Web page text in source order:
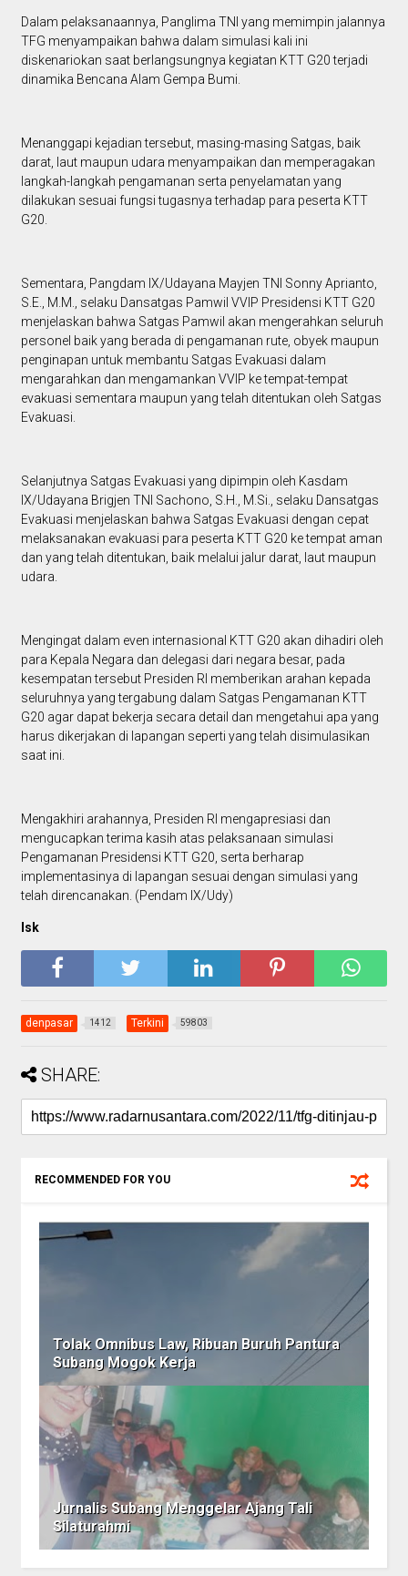
Dalam pelaksanaannya, Panglima TNI yang memimpin jalannya
TFG menyampaikan bahwa dalam simulasi kali ini
diskenariokan saat berlangsungnya kegiatan KTT G20 terjadi
dinamika Bencana Alam Gempa Bumi.
Menanggapi kejadian tersebut, masing-masing Satgas, baik
darat, laut maupun udara menyampaikan dan memperagakan
langkah-langkah pengamanan serta penyelamatan yang
dilakukan sesuai fungsi tugasnya terhadap para peserta KTT
G20.
Sementara, Pangdam IX/Udayana Mayjen TNI Sonny Aprianto,
S.E., M.M., selaku Dansatgas Pamwil VVIP Presidensi KTT G20
menjelaskan bahwa Satgas Pamwil akan mengerahkan seluruh
personel baik yang berada di pengamanan rute, obyek maupun
penginapan untuk membantu Satgas Evakuasi dalam
mengarahkan dan mengamankan VVIP ke tempat-tempat
evakuasi sementara maupun yang telah ditentukan oleh Satgas
Evakuasi.
Selanjutnya Satgas Evakuasi yang dipimpin oleh Kasdam
IX/Udayana Brigjen TNI Sachono, S.H., M.Si., selaku Dansatgas
Evakuasi menjelaskan bahwa Satgas Evakuasi dengan cepat
melaksanakan evakuasi para peserta KTT G20 ke tempat aman
dan yang telah ditentukan, baik melalui jalur darat, laut maupun
udara.
Mengingat dalam even internasional KTT G20 akan dihadiri oleh
para Kepala Negara dan delegasi dari negara besar, pada
kesempatan tersebut Presiden RI memberikan arahan kepada
seluruhnya yang tergabung dalam Satgas Pengamanan KTT
G20 agar dapat bekerja secara detail dan mengetahui apa yang
harus dikerjakan di lapangan seperti yang telah disimulasikan
saat ini.
Mengakhiri arahannya, Presiden RI mengapresiasi dan
mengucapkan terima kasih atas pelaksanaan simulasi
Pengamanan Presidensi KTT G20, serta berharap
implementasinya di lapangan sesuai dengan simulasi yang
telah direncanakan. (Pendam IX/Udy)
Isk
denpasar 1412 Terkini 59803
SHARE:
RECOMMENDED FOR YOU
Tolak Omnibus Law, Ribuan Buruh Pantura
Subang Mogok Kerja
Jurnalis Subang Menggelar Ajang Tali
Silaturahmi